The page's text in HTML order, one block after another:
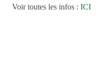
Voir toutes les infos : ICI